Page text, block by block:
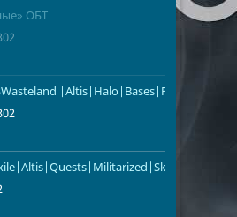
ОБТ
2/72
altis